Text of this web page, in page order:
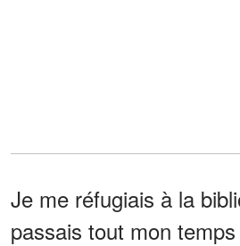
Je me réfugiais à la
passais tout mon